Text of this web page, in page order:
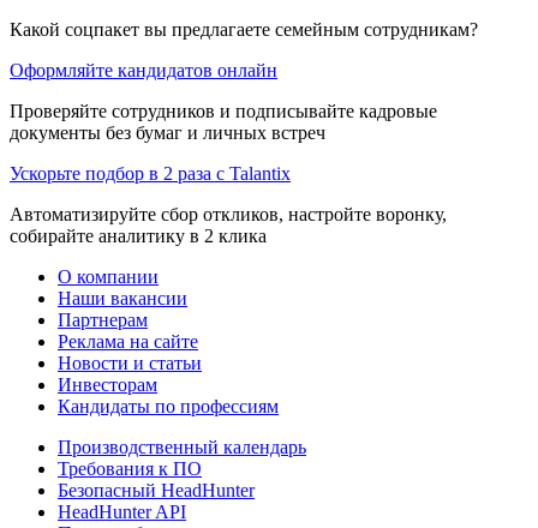
Какой соцпакет вы предлагаете семейным сотрудникам?
Оформляйте кандидатов онлайн
Проверяйте сотрудников и подписывайте кадровые
документы без бумаг и личных встреч
Ускорьте подбор в 2 раза с Talantix
Автоматизируйте сбор откликов, настройте воронку,
собирайте аналитику в 2 клика
О компании
Наши вакансии
Партнерам
Реклама на сайте
Новости и статьи
Инвесторам
Кандидаты по профессиям
Производственный календарь
Требования к ПО
Безопасный HeadHunter
HeadHunter API